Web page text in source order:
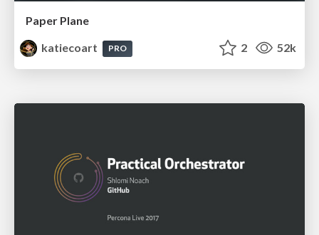
Paper Plane
katiecoart
PRO 2 52k